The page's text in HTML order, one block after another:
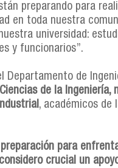
preparando para
en toda nuestra
universidad:
y funcionarios”.
Departamento de
de la Ingeniería,
, académicos de
para
crucial un